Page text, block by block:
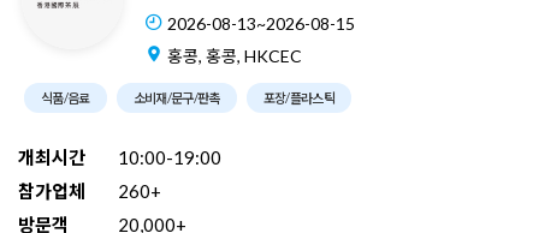
2026-08-13~2026-08-15
홍콩, 홍콩, HKCEC
식품/음료 소비재/문구/판촉 포장/플라스틱
개최시간
10:00-19:00
참가업체
260+
방문객
20,000+